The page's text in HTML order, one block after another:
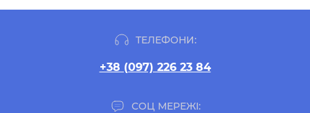
ТЕЛЕФОНИ:
+38 (097) 226 23 84
СОЦ МЕРЕЖІ: